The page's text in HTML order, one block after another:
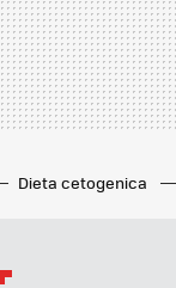
Dieta cetogenica